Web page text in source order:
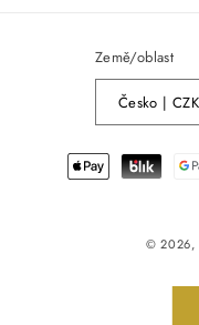
Země/oblast
Platební
metody
© 2026,